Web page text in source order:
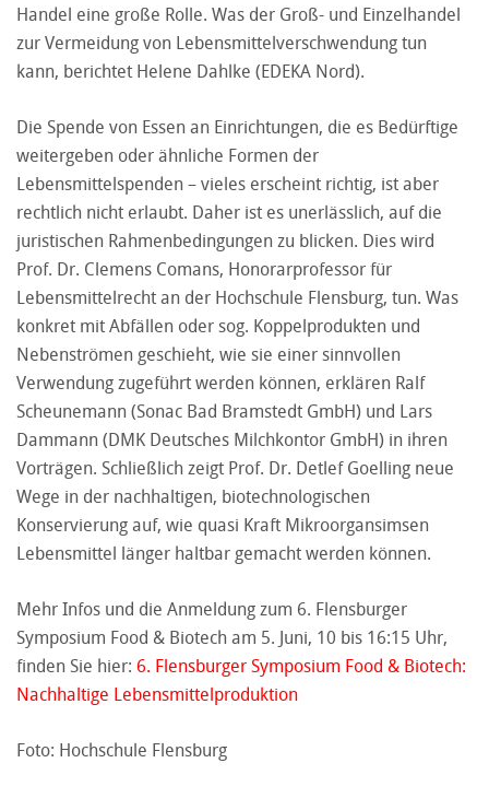
Handel eine große Rolle. Was der Groß- und Einzelhandel
zur Vermeidung von Lebensmittelverschwendung tun
kann, berichtet Helene Dahlke (EDEKA Nord).
Die Spende von Essen an Einrichtungen, die es Bedürftige
weitergeben oder ähnliche Formen der
Lebensmittelspenden – vieles erscheint richtig, ist aber
rechtlich nicht erlaubt. Daher ist es unerlässlich, auf die
juristischen Rahmenbedingungen zu blicken. Dies wird
Prof. Dr. Clemens Comans, Honorarprofessor für
Lebensmittelrecht an der Hochschule Flensburg, tun. Was
konkret mit Abfällen oder sog. Koppelprodukten und
Nebenströmen geschieht, wie sie einer sinnvollen
Verwendung zugeführt werden können, erklären Ralf
Scheunemann (Sonac Bad Bramstedt GmbH) und Lars
Dammann (DMK Deutsches Milchkontor GmbH) in ihren
Vorträgen. Schließlich zeigt Prof. Dr. Detlef Goelling neue
Wege in der nachhaltigen, biotechnologischen
Konservierung auf, wie quasi Kraft Mikroorgansimsen
Lebensmittel länger haltbar gemacht werden können.
Mehr Infos und die Anmeldung zum 6. Flensburger
Symposium Food & Biotech am 5. Juni, 10 bis 16:15 Uhr,
finden Sie hier: 6. Flensburger Symposium Food & Biotech:
Nachhaltige Lebensmittelproduktion
Foto: Hochschule Flensburg